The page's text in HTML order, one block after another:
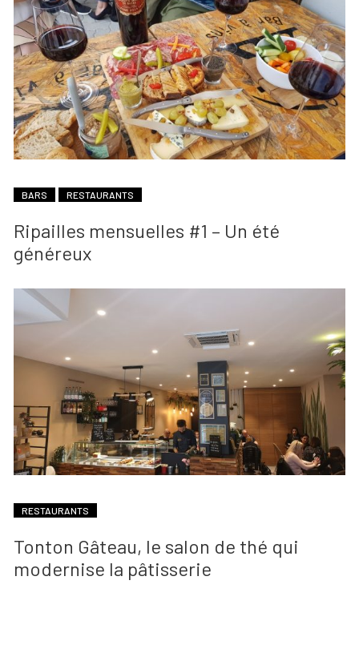
BARS RESTAURANTS
Ripailles mensuelles #1 – Un été
généreux
RESTAURANTS
Tonton Gâteau, le salon de thé qui
modernise la pâtisserie